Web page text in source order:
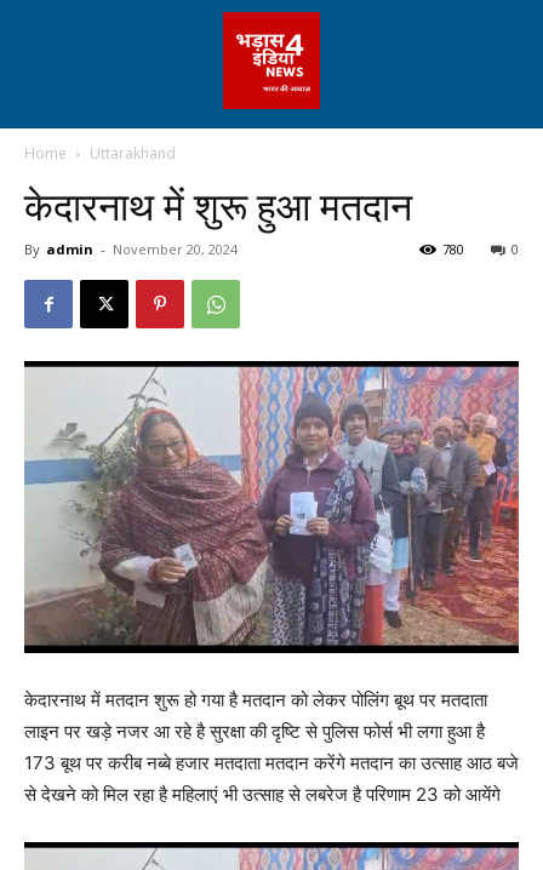
Home Uttarakhand
केदारनाथ में शुरू हुआ मतदान
By admin - November 20, 2024 0
780
केदारनाथ में मतदान शुरू हो गया है मतदान को लेकर पोलिंग बूथ पर मतदाता
लाइन पर खड़े नजर आ रहे है सुरक्षा की दृष्टि से पुलिस फोर्स भी लगा हुआ है
173 बूथ पर करीब नब्बे हजार मतदाता मतदान करेंगे मतदान का उत्साह आठ बजे
से देखने को मिल रहा है महिलाएं भी उत्साह से लबरेज है परिणाम 23 को आयेंगे